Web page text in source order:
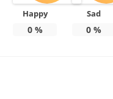
Happy
0%
Sad
0 %